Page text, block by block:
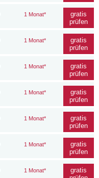
1 Monat*
gratis
prüfen
1 Monat*
gratis
prüfen
1 Monat*
gratis
prüfen
1 Monat*
gratis
prüfen
1 Monat*
gratis
prüfen
1 Monat*
gratis
prüfen
1 Monat*
gratis